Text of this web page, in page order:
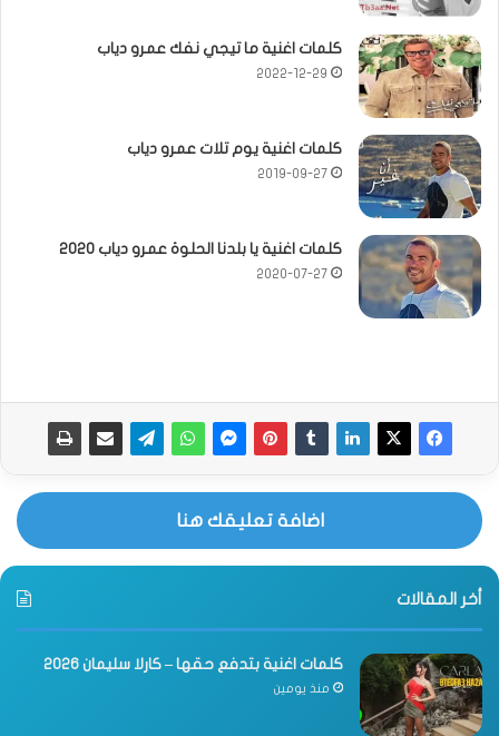
كلمات اغنية ما تيجي نفك عمرو دياب
2022-12-29
كلمات اغنية يوم تلات عمرو دياب
2019-09-27
كلمات اغنية يا بلدنا الحلوة عمرو دياب 2020
2020-07-27
اضافة تعليقك هنا
أخر المقالات
كلمات اغنية بتدفع حقها – كارلا سليمان 2026
منذ يومين